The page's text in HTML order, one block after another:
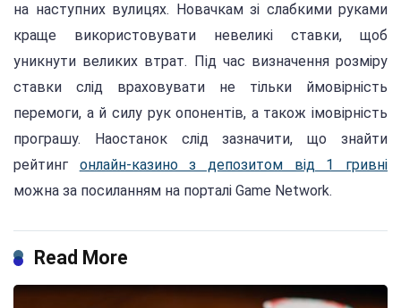
на наступних вулицях. Новачкам зі слабкими руками
краще використовувати невеликі ставки, щоб
уникнути великих втрат. Під час визначення розміру
ставки слід враховувати не тільки ймовірність
перемоги, а й силу рук опонентів, а також імовірність
програшу. Наостанок слід зазначити, що знайти
рейтинг онлайн-казино з депозитом від 1 гривні
можна за посиланням на порталі Game Network.
Read More